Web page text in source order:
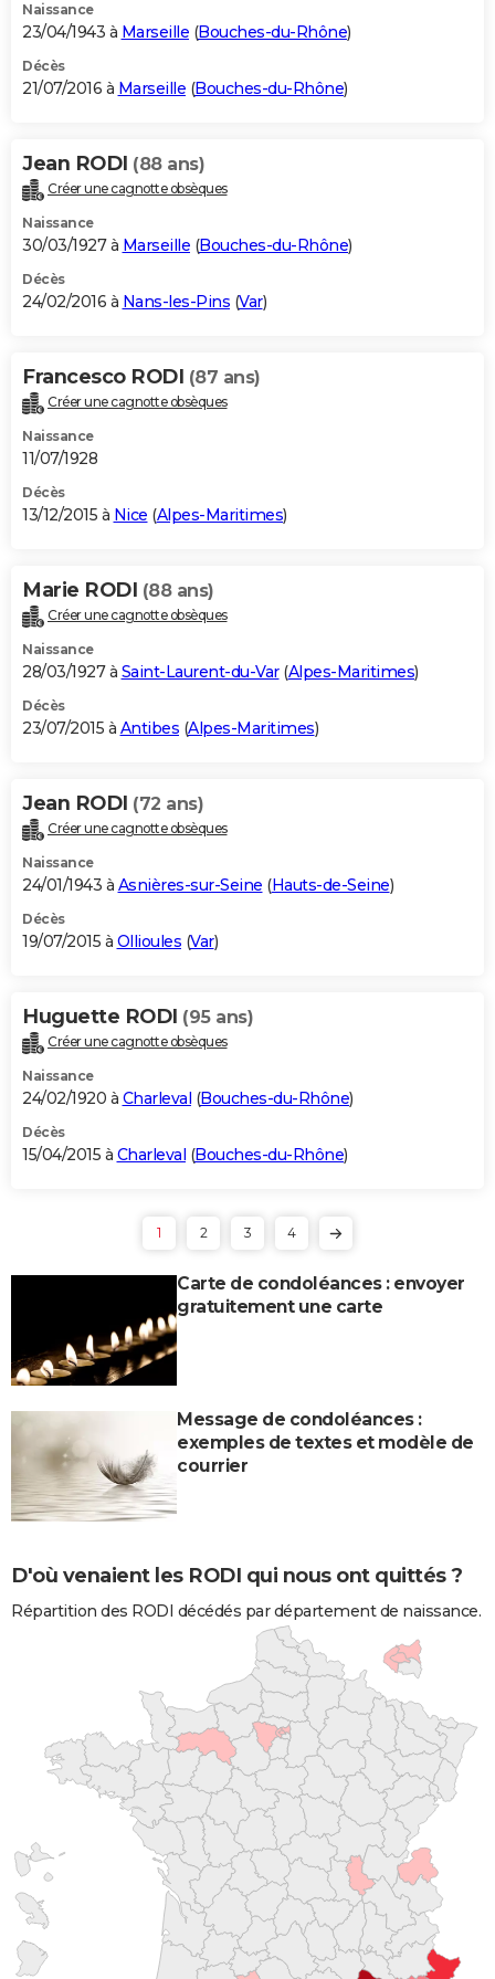
Naissance
23/04/1943 à Marseille (Bouches-du-Rhône)
Décès
21/07/2016 à Marseille (Bouches-du-Rhône)
Jean RODI (88 ans)
Créer une cagnotte obsèques
Naissance
30/03/1927 à Marseille (Bouches-du-Rhône)
Décès
24/02/2016 à Nans-les-Pins (Var)
Francesco RODI (87 ans)
Créer une cagnotte obsèques
Naissance
11/07/1928
Décès
13/12/2015 à Nice (Alpes-Maritimes)
Marie RODI (88 ans)
Créer une cagnotte obsèques
Naissance
28/03/1927 à Saint-Laurent-du-Var(Alpes-Maritimes)
Décès
23/07/2015 à Antibes (Alpes-Maritimes)
Jean RODI (72 ans)
Créer une cagnotte obsèques
Naissance
24/01/1943 à Asnières-sur-Seine (Hauts-de-Seine)
Décès
19/07/2015 à Ollioules (Var)
Huguette RODI (95 ans)
Créer une cagnotte obsèques
Naissance
24/02/1920 à Charleval (Bouches-du-Rhône)
Décès
15/04/2015 à Charleval (Bouches-du-Rhône)
1 2 3 4
Carte de condoléances : envoyer
gratuitement une carte
Message de condoléances :
exemples de textes et modèle de
courrier
D'où venaient les RODI qui nous ont quittés ?
Répartition des RODI décédés par département de naissance.